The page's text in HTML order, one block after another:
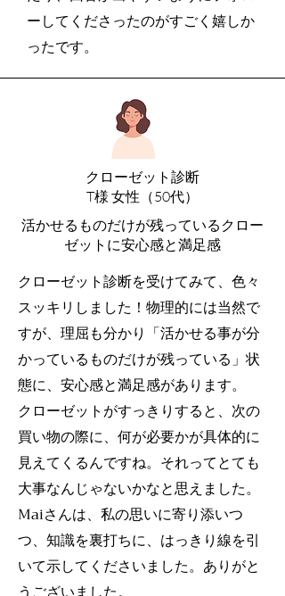
ーしてくださったのがすごく嬉しか
ったです。
クローゼット診断
T様 女性（50代）
活かせるものだけが残っているクロー
ゼットに安心感と満足感
クローゼット診断を受けてみて、色々
スッキリしました！物理的には当然で
すが、理屈も分かり「活かせる事が分
かっているものだけが残っている」状
態に、安心感と満足感があります。
クローゼットがすっきりすると、次の
買い物の際に、何が必要かが具体的に
見えてくるんですね。それってとても
大事なんじゃないかなと思えました。
Maiさんは、私の思いに寄り添いつ
つ、知識を裏打ちに、はっきり線を引
いて示してくださいました。ありがと